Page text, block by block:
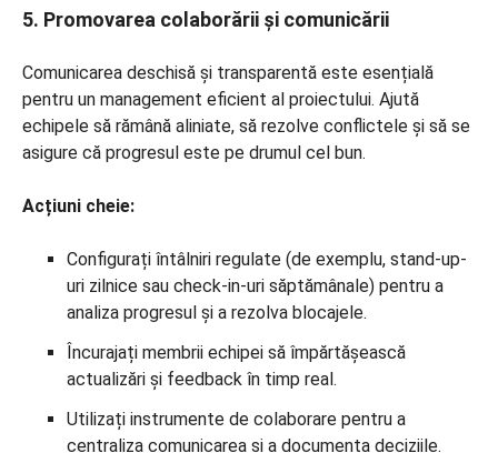
5. Promovarea colaborării și comunicării
Comunicarea deschisă și transparentă este esențială
pentru un management eficient al proiectului. Ajută
echipele să rămână aliniate, să rezolve conflictele și să se
asigure că progresul este pe drumul cel bun.
Acțiuni cheie:
Configurați întâlniri regulate (de exemplu, stand-up-
uri zilnice sau check-in-uri săptămânale) pentru a
analiza progresul și a rezolva blocajele.
Încurajați membrii echipei să împărtășească
actualizări și feedback în timp real.
Utilizați instrumente de colaborare pentru a
centraliza comunicarea și a documenta deciziile.